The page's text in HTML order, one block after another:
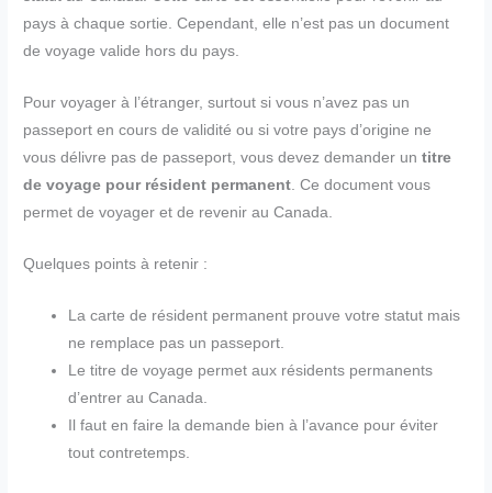
pays à chaque sortie. Cependant, elle n’est pas un document
de voyage valide hors du pays.
Pour voyager à l’étranger, surtout si vous n’avez pas un
passeport en cours de validité ou si votre pays d’origine ne
vous délivre pas de passeport, vous devez demander untitre
de voyage pour résident permanent . Ce document vous
permet de voyager et de revenir au Canada.
Quelques points à retenir :
La carte de résident permanent prouve votre statut mais
ne remplace pas un passeport.
Le titre de voyage permet aux résidents permanents
d’entrer au Canada.
Il faut en faire la demande bien à l’avance pour éviter
tout contretemps.